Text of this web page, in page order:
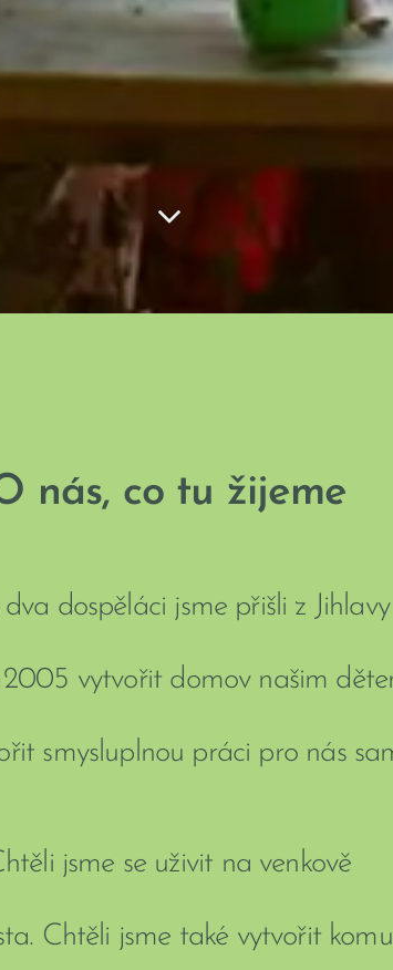
nás, co tu žijeme
dva dospěláci jsme přišli z Jihlavy
2005 vytvořit domov našim
smysluplnou práci pro nás
jsme se uživit na venkově
Chtěli jsme také vytvořit